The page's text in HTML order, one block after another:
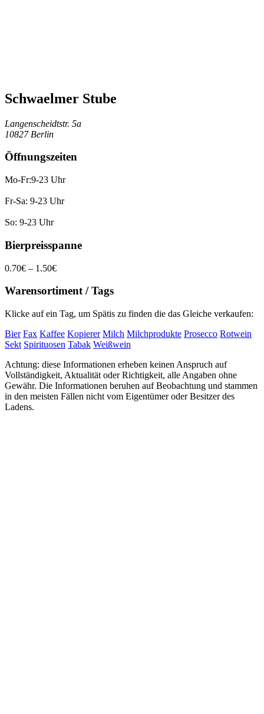
Schwaelmer Stube
Langenscheidtstr. 5a
10827 Berlin
Öffnungszeiten
Mo-Fr:9-23 Uhr
Fr-Sa: 9-23 Uhr
So: 9-23 Uhr
Bierpreisspanne
0.70€ – 1.50€
Warensortiment / Tags
Klicke auf ein Tag, um Spätis zu finden die das Gleiche verkaufen:
Bier Fax Kaffee Kopierer Milch Milchprodukte Prosecco Rotwein
Sekt Spirituosen Tabak Weißwein
Achtung: diese Informationen erheben keinen Anspruch auf
Vollständigkeit, Aktualität oder Richtigkeit, alle Angaben ohne
Gewähr. Die Informationen beruhen auf Beobachtung und stammen
in den meisten Fällen nicht vom Eigentümer oder Besitzer des
Ladens.